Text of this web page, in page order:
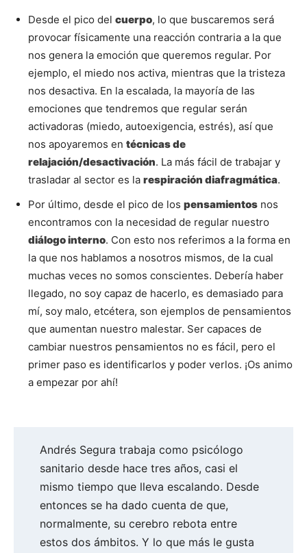
Desde el pico del cuerpo, lo que buscaremos será
provocar físicamente una reacción contraria a la que
nos genera la emoción que queremos regular. Por
ejemplo, el miedo nos activa, mientras que la tristeza
nos desactiva. En la escalada, la mayoría de las
emociones que tendremos que regular serán
activadoras (miedo, autoexigencia, estrés), así que
nos apoyaremos en técnicas de
relajación/desactivación. La más fácil de trabajar y
trasladar al sector es la respiración diafragmática.
Por último, desde el pico de los pensamientos nos
encontramos con la necesidad de regular nuestro
diálogo interno. Con esto nos referimos a la forma en
la que nos hablamos a nosotros mismos, de la cual
muchas veces no somos conscientes. Debería haber
llegado, no soy capaz de hacerlo, es demasiado para
mí, soy malo, etcétera, son ejemplos de pensamientos
que aumentan nuestro malestar. Ser capaces de
cambiar nuestros pensamientos no es fácil, pero el
primer paso es identificarlos y poder verlos. ¡Os animo
a empezar por ahí!
Andrés Segura trabaja como psicólogo
sanitario desde hace tres años, casi el
mismo tiempo que lleva escalando. Desde
entonces se ha dado cuenta de que,
normalmente, su cerebro rebota entre
estos dos ámbitos. Y lo que más le gusta